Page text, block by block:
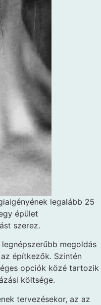
legalább 25
épület
szerez.
megoldás
építkezők. Szintén
opciók közé tartozik
költsége.
tervezésekor, az az